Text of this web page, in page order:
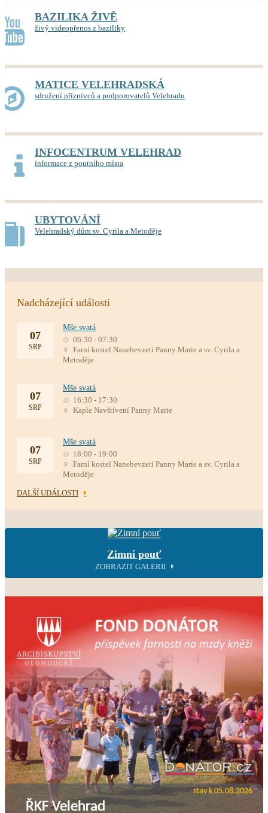
BAZILIKA ŽIVĚ
živý videopřenos z baziliky
MATICE VELEHRADSKÁ
sdružení příznivců a podporovatelů Velehradu
INFOCENTRUM VELEHRAD
informace z poutního místa
UBYTOVÁNÍ
Velehradský dům sv. Cyrila a Metoděje
Nadcházející události
07
SRP
Mše svatá
06:30 - 07:30
Farní kostel Nanebevzetí Panny Marie a sv. Cyrila a
Metoděje
07
SRP
Mše svatá
16:30 - 17:30
Kaple Navštívení Panny Marie
07
SRP
Mše svatá
18:00 - 19:00
Farní kostel Nanebevzetí Panny Marie a sv. Cyrila a
Metoděje
DALŠÍ UDÁLOSTI
Zimní pouť
ZOBRAZIT GALERII